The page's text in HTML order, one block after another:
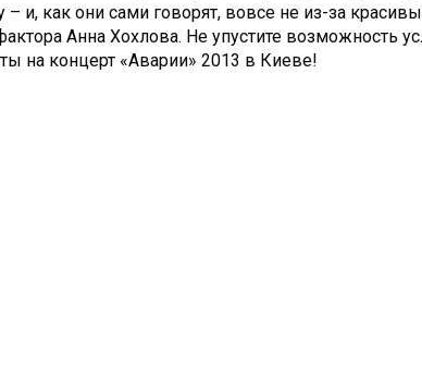
и, как они сами говорят, вовсе не из-за
Анна Хохлова. Не упустите возможность
на концерт «Аварии» 2013 в Киеве!